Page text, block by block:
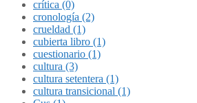
crítica (0)
cronología (2)
crueldad (1)
cubierta libro (1)
cuestionario (1)
cultura (3)
cultura setentera (1)
cultura transicional (1)